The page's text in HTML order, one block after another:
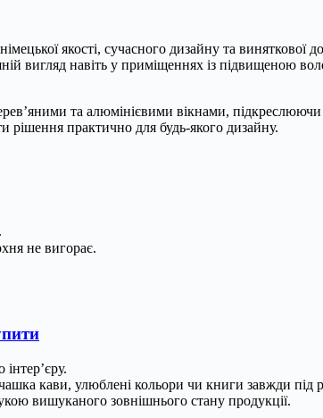
якості, сучасного дизайну та виняткової
вигляд навіть у приміщеннях із підвищеною
та алюмінієвими вікнами,
рішення практично для будь-якого дизайну.
не вигорає.
кави, улюблені кольори чи книги завжди під
вишуканого зовнішнього стану продукції.